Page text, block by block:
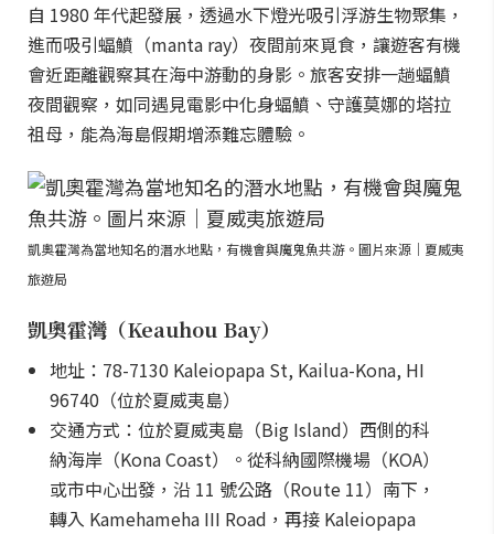
自 1980 年代起發展，透過水下燈光吸引浮游生物聚集，
進而吸引蝠鱝（manta ray）夜間前來覓食，讓遊客有機
會近距離觀察其在海中游動的身影。旅客安排一趟蝠鱝
夜間觀察，如同遇見電影中化身蝠鱝、守護莫娜的塔拉
祖母，能為海島假期增添難忘體驗。
凱奧霍灣為當地知名的潛水地點，有機會與魔鬼魚共游。圖片來源｜夏威夷
旅遊局
凱奧霍灣（Keauhou Bay）
地址：78-7130 Kaleiopapa St, Kailua-Kona, HI
96740（位於夏威夷島）
交通方式：位於夏威夷島（Big Island）西側的科
納海岸（Kona Coast）。從科納國際機場（KOA）
或市中心出發，沿 11 號公路（Route 11）南下，
轉入 Kamehameha III Road，再接 Kaleiopapa